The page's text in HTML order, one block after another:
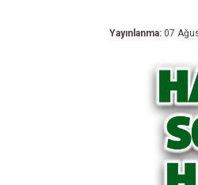
Yayınlanma: 07